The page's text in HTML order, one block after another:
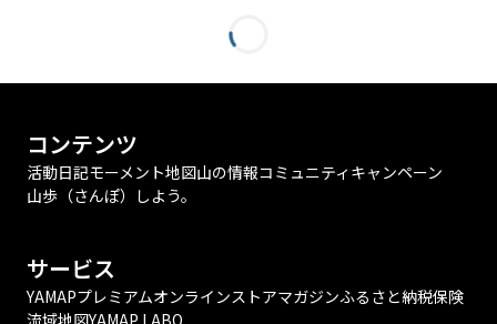
コンテンツ
活動日記モーメント地図山の情報コミュニティ キャンペーン
山歩（さんぽ）しよう。
サービス
YAMAPプレミアムオンラインストアマガジンふるさと納税保険
流域地図YAMAP LABO